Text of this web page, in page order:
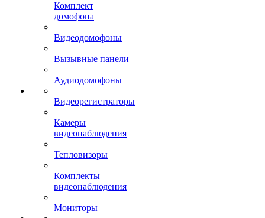
Комплект
домофона
Видеодомофоны
Вызывные панели
Аудиодомофоны
Видеорегистраторы
Камеры
видеонаблюдения
Тепловизоры
Комплекты
видеонаблюдения
Мониторы